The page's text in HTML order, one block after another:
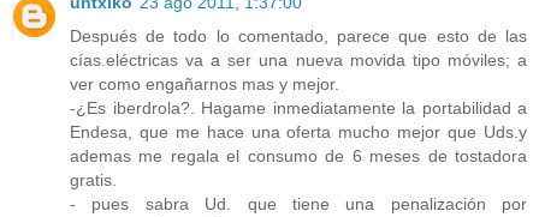
Después de todo lo comentado, parece que esto de las
cías.eléctricas va a ser una nueva movida tipo móviles; a
ver como engañarnos mas y mejor.
-¿Es iberdrola?. Hagame inmediatamente la portabilidad a
Endesa, que me hace una oferta mucho mejor que Uds.y
ademas me regala el consumo de 6 meses de tostadora
gratis.
- pues sabra Ud. que tiene una penalización por